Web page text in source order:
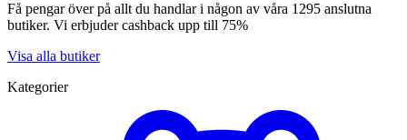
Få pengar över på allt du handlar i någon av våra 1295 anslutna
butiker. Vi erbjuder cashback upp till 75%
Visa alla butiker
Kategorier